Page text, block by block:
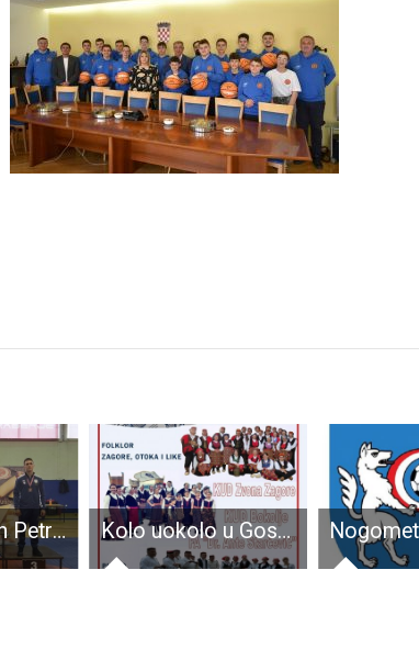
BRAVO: Goran Petranović Prvak Hrvatske !!! Kolo uokolo u Gospiću